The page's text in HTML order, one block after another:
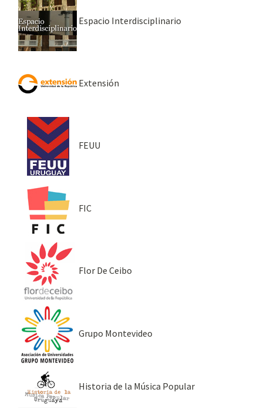
Espacio Interdisciplinario
Extensión
FEUU
FIC
Flor De Ceibo
Grupo Montevideo
Historia de la Música Popular